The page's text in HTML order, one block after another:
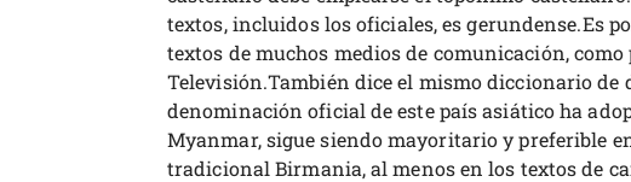
textos, incluidos los oficiales, es gerundense.Es
textos de muchos medios de comunicación, como
Televisión.También dice el mismo diccionario de
denominación oficial de este país asiático ha
Myanmar, sigue siendo mayoritario y preferible
tradicional Birmania, al menos en los textos de